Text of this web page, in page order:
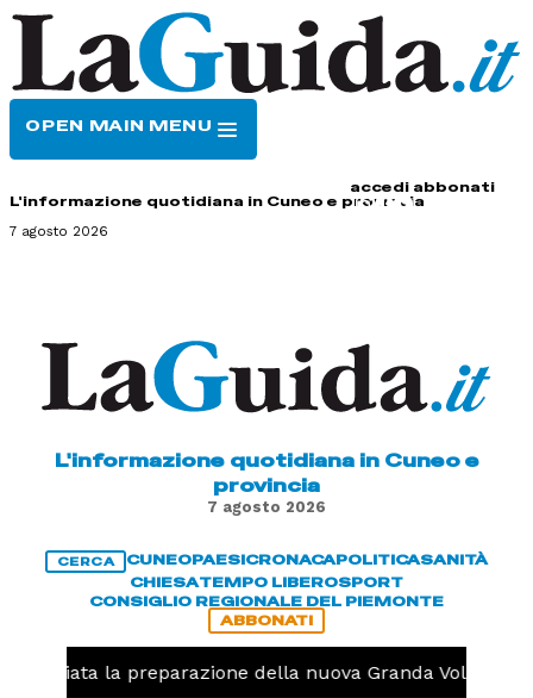
OPEN MAIN MENU
accedi abbonati
L'informazione quotidiana in Cuneo e provincia
7 agosto 2026
L'informazione quotidiana in Cuneo e
provincia
7 agosto 2026
CERCA CUNEOPAESICRONACAPOLITICASANITÀ
CHIESATEMPO LIBEROSPORT
CONSIGLIO REGIONALE DEL PIEMONTE
ABBONATI
la preparazione della nuova Granda Volley (FOTO